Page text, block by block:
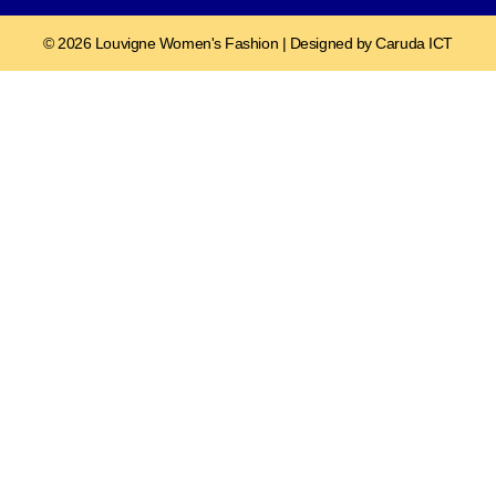
© 2026 Louvigne Women's Fashion | Designed by Caruda ICT